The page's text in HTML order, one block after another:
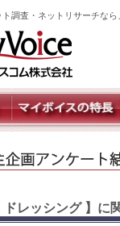
ト調査・ネットリサーチな
ドレッシング 】に